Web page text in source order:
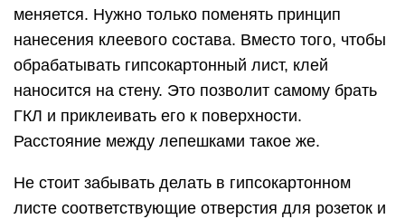
меняется. Нужно только поменять принцип
нанесения клеевого состава. Вместо того, чтобы
обрабатывать гипсокартонный лист, клей
наносится на стену. Это позволит самому брать
ГКЛ и приклеивать его к поверхности.
Расстояние между лепешками такое же.
Не стоит забывать делать в гипсокартонном
листе соответствующие отверстия для розеток и